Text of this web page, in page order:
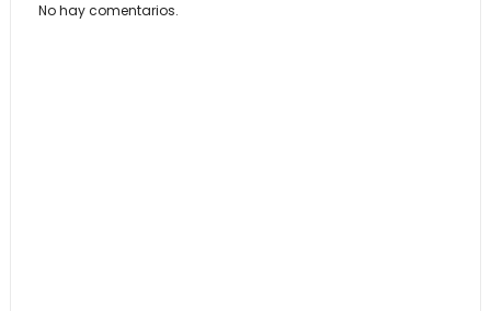
No hay comentarios.